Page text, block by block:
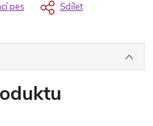
pes Sdílet